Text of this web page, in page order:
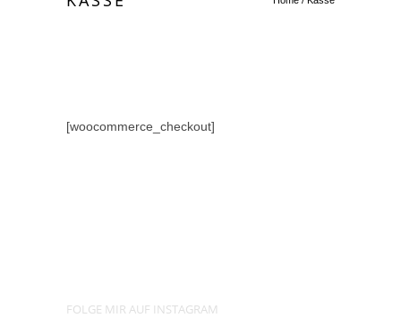
[woocommerce_checkout]
FOLGE MIR AUF INSTAGRAM